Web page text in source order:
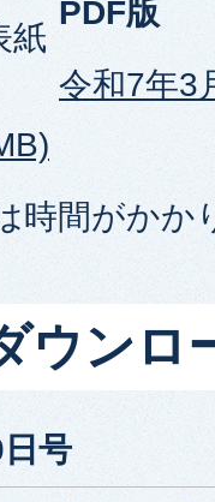
紙
PDF版
令和7年3
時間がかか
ウンロ
号